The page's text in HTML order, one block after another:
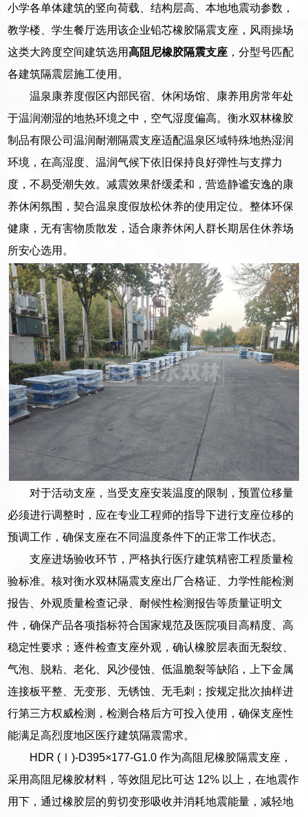
小学各单体建筑的竖向荷载、结构层高、本地地震动参数，
教学楼、学生餐厅选用该企业铅芯橡胶隔震支座，风雨操场
这类大跨度空间建筑选用高阻尼橡胶隔震支座 ，分型号匹配
各建筑隔震层施工使用。
温泉康养度假区内部民宿、休闲场馆、康养用房常年处
于温润潮湿的地热环境之中，空气湿度偏高。衡水双林橡胶
制品有限公司温润耐潮隔震支座适配温泉区域特殊地热湿润
环境，在高湿度、温润气候下依旧保持良好弹性与支撑力
度，不易受潮失效。减震效果舒缓柔和，营造静谧安逸的康
养休闲氛围，契合温泉度假放松休养的使用定位。整体环保
健康，无有害物质散发，适合康养休闲人群长期居住休养场
所安心选用。
对于活动支座，当受支座安装温度的限制，预置位移量
必须进行调整时，应在专业工程师的指导下进行支座位移的
预调工作，确保支座在不同温度条件下的正常工作状态。
支座进场验收环节，严格执行医疗建筑精密工程质量检
验标准。核对衡水双林隔震支座出厂合格证、力学性能检测
报告、外观质量检查记录、耐候性检测报告等质量证明文
件，确保产品各项指标符合国家规范及医院项目高精度、高
稳定性要求；逐件检查支座外观，确认橡胶层表面无裂纹、
气泡、脱粘、老化、风沙侵蚀、低温脆裂等缺陷，上下金属
连接板平整、无变形、无锈蚀、无毛刺；按规定批次抽样进
行第三方权威检测，检测合格后方可投入使用，确保支座性
能满足高烈度地区医疗建筑隔震需求。
HDR (Ⅰ)-D395×177-G1.0 作为高阻尼橡胶隔震支座，
采用高阻尼橡胶材料，等效阻尼比可达 12% 以上，在地震作
用下，通过橡胶层的剪切变形吸收并消耗地震能量，减轻地